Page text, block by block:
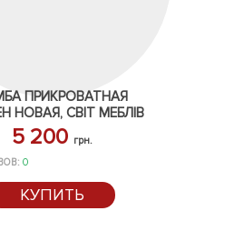
ПРИКРОВАТНАЯ
НОВАЯ, СВІТ МЕБЛІВ
5 200 грн.
0
КУПИТЬ